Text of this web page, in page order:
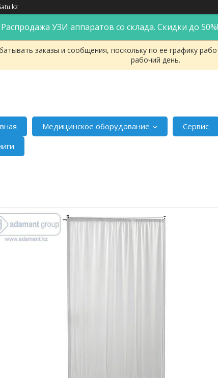
Распродажа УЗИ аппаратов со склада. Скидки до 50%!
заказы и сообщения, поскольку по ее графику
рабочий день.
Медицинское оборудование Сервис